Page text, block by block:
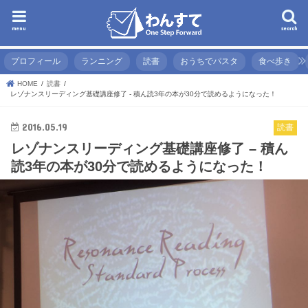
search
menu
プロフィール ランニング 読書 おうちでパスタ 食べ歩き
HOME
読書
レゾナンスリーディング基礎講座修了 - 積ん読3年の本が30分で読めるようになった！
読書
2016.05.19
レゾナンスリーディング基礎講座修了 – 積ん
読3年の本が30分で読めるようになった！